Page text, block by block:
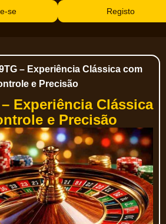
se Registo
– Experiência Clássica com
e Precisão
Experiência Clássica
e Precisão